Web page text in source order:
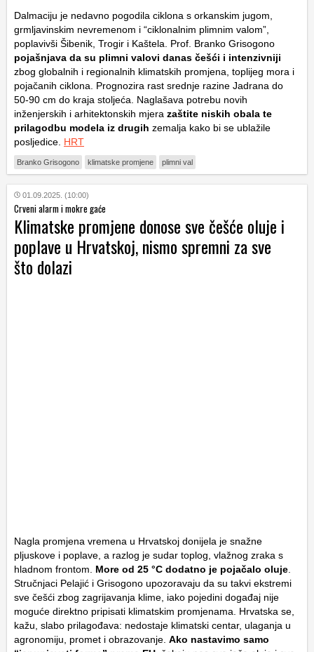
Dalmaciju je nedavno pogodila ciklona s orkanskim jugom,
grmljavinskim nevremenom i “ciklonalnim plimnim valom”,
poplavivši Šibenik, Trogir i Kaštela. Prof. Branko Grisogono
pojašnjava da su plimni valovi danas češći i intenzivniji
zbog globalnih i regionalnih klimatskih promjena, toplijeg mora i
pojačanih ciklona. Prognozira rast srednje razine Jadrana do
50-90 cm do kraja stoljeća. Naglašava potrebu novih
inženjerskih i arhitektonskih mjera zaštite niskih obala te
prilagodbu modela iz drugih zemalja kako bi se ublažile
posljedice. HRT
Branko Grisogono klimatske promjene plimni val
01.09.2025. (10:00)
Crveni alarm i mokre gaće
Klimatske promjene donose sve češće oluje i
poplave u Hrvatskoj, nismo spremni za sve
što dolazi
Nagla promjena vremena u Hrvatskoj donijela je snažne
pljuskove i poplave, a razlog je sudar toplog, vlažnog zraka s
hladnom frontom. More od 25 °C dodatno je pojačalo oluje.
Stručnjaci Pelajić i Grisogono upozoravaju da su takvi ekstremi
sve češći zbog zagrijavanja klime, iako pojedini događaj nije
moguće direktno pripisati klimatskim promjenama. Hrvatska se,
kažu, slabo prilagođava: nedostaje klimatski centar, ulaganja u
agronomiju, promet i obrazovanje. Ako nastavimo samo